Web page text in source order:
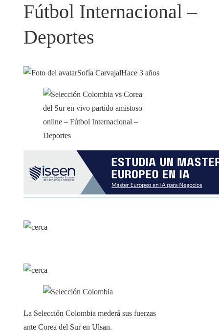
Fútbol Internacional –
Deportes
Sofía CarvajalHace 3 años
La Selección Colombia mederá sus fuerzas
ante Corea del Sur en Ulsan.